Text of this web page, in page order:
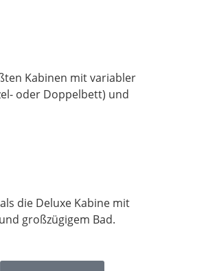
Kabinen mit variabler
oder Doppelbett) und
die Deluxe Kabine mit
großzügigem Bad.